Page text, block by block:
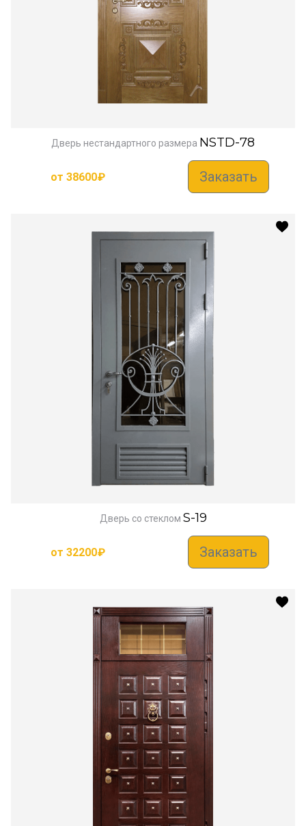
Дверь нестандартного размера NSTD-78
от 38600₽ Заказать
Дверь со стеклом S-19
от 32200₽ Заказать